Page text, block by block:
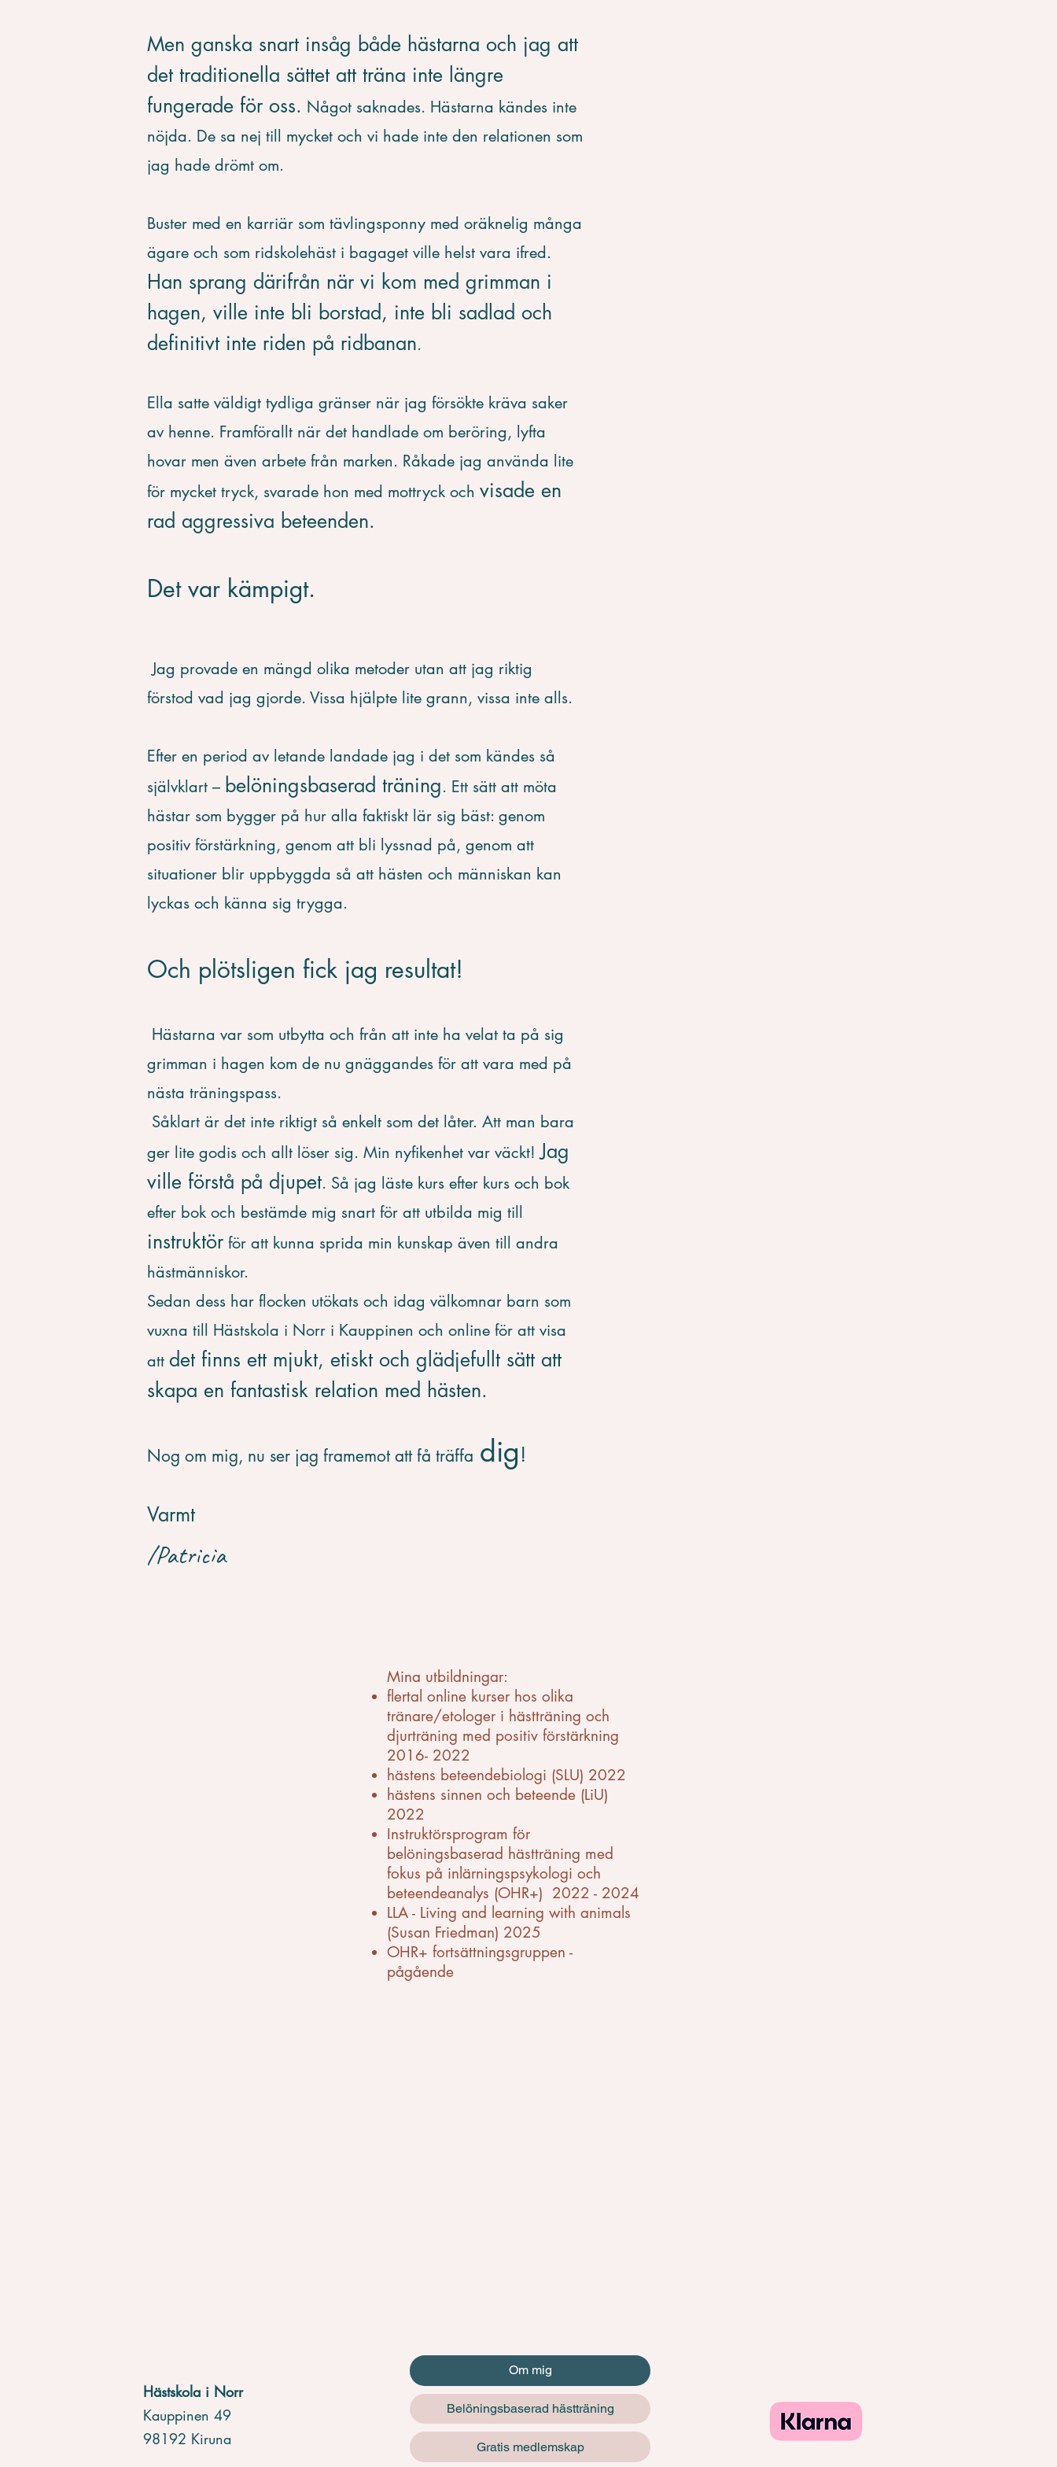
Men ganska snart insåg både hästarna och jag att
det traditionella sättet att träna inte längre
fungerade för oss. Något saknades. Hästarna kändes inte
nöjda. De sa nej till mycket och vi hade inte den relationen som
jag hade drömt om.
Buster med en karriär som tävlingsponny med oräknelig många
ägare och som ridskolehäst i bagaget ville helst vara ifred.
Han sprang därifrån när vi kom med grimman i
hagen, ville inte bli borstad, inte bli sadlad och
definitivt inte riden på ridbanan.
Ella satte väldigt tydliga gränser när jag försökte kräva saker
av henne. Framförallt när det handlade om beröring, lyfta
hovar men även arbete från marken. Råkade jag använda lite
för mycket tryck, svarade hon med mottryck och visade en
rad aggressiva beteenden.
Det var kämpigt.
Jag provade en mängd olika metoder utan att jag riktig
förstod vad jag gjorde. Vissa hjälpte lite grann, vissa inte alls.
Efter en period av letande landade jag i det som kändes så
självklart – belöningsbaserad träning. Ett sätt att möta
hästar som bygger på hur alla faktiskt lär sig bäst: genom
positiv förstärkning, genom att bli lyssnad på, genom att
situationer blir uppbyggda så att hästen och människan kan
lyckas och känna sig trygga.
Och plötsligen fick jag resultat!
Hästarna var som utbytta och från att inte ha velat ta på sig
grimman i hagen kom de nu gnäggandes för att vara med på
nästa träningspass.
Såklart är det inte riktigt så enkelt som det låter. Att man bara
ger lite godis och allt löser sig. Min nyfikenhet var väckt!Jag
ville förstå på djupet. Så jag läste kurs efter kurs och bok
efter bok och bestämde mig snart för att utbilda mig till
instruktör för att kunna sprida min kunskap även till andra
hästmänniskor.
Sedan dess har flocken utökats och idag välkomnar barn som
vuxna till Hästskola i Norr i Kauppinen och online för att visa
att det finns ett mjukt, etiskt och glädjefullt sätt att
skapa en fantastisk relation med hästen.
Nog om mig, nu ser jag framemot att få träffa dig!
Varmt
/Patricia
Mina utbildningar:
flertal online kurser hos olika
tränare/etologer i hästträning och
djurträning med positiv förstärkning
2016- 2022
hästens beteendebiologi (SLU) 2022
hästens sinnen och beteende (LiU)
2022
Instruktörsprogram för
belöningsbaserad hästträning med
fokus på inlärningspsykologi och
beteendeanalys (OHR+) 2022 - 2024
LLA - Living and learning with animals
(Susan Friedman) 2025
OHR+ fortsättningsgruppen -
pågående
Hästskola i Norr
Kauppinen 49
98192 Kiruna
Om mig
Belöningsbaserad hästträning
Gratis medlemskap